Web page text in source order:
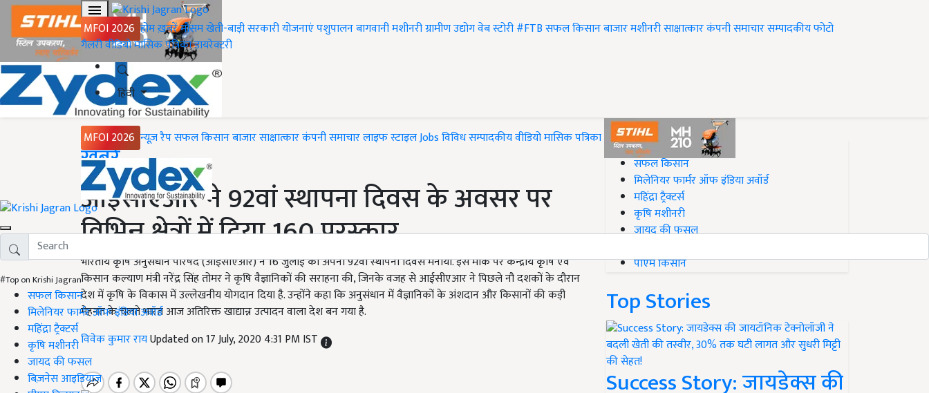
MFOI 2026 होमख़बरेंमौसमखेती-बाड़ीसरकारी योजनाएंपशुपालनबागवानीमशीनरीग्रामीण उद्योगवेब स्टोरी#FTBसफल किसानबाजारमशीनरीसाक्षात्कारकंपनी समाचारसम्पादकीयफोटो
गैलरीवीडियोमासिक पत्रिकाडायरेक्टरी
हिंदी
MFOI 2026 न्यूज़ रैपसफल किसानबाजारसाक्षात्कारकंपनी समाचारलाइफ स्टाइलJobsविविधसम्पादकीयवीडियोमासिक पत्रिका
#Top on Krishi Jagran
सफल किसान
मिलेनियर फार्मर ऑफ इंडिया अवॉर्ड
महिंद्रा ट्रैक्टर्स
कृषि मशीनरी
जायद की फसल
बिज़नेस आइडियाज
Home
ख़बरें
आईसीएआर ने 92वां स्थापना दिवस के अवसर पर
विभिन्न क्षेत्रों में दिया 160 पुरस्कार
भारतीय कृषि अनुसंधान परिषद (आईसीएआर) ने 16 जुलाई को अपना 92वां स्थापना दिवस मनाया. इस मौके पर केन्द्रीय कृषि एवं
किसान कल्याण मंत्री नरेंद्र सिंह तोमर ने कृषि वैज्ञानिकों की सराहना की, जिनके वजह से आईसीएआर ने पिछले नौ दशकों के दौरान
देश में कृषि के विकास में उल्लेखनीय योगदान दिया है. उन्होंने कहा कि अनुसंधान में वैज्ञानिकों के अंशदान और किसानों की कड़ी
मेहनत के चलते भारत आज अतिरिक्त खाद्यान्न उत्पादन वाला देश बन गया है.
विवेक कुमार रायUpdated on 17 July, 2020 4:31 PM IST
#Top on Krishi Jagran
सफल किसान
मिलेनियर फार्मर ऑफ इंडिया अवॉर्ड
महिंद्रा ट्रैक्टर्स
कृषि मशीनरी
जायद की फसल
पीएम किसान
Top Stories
Success Story: जायडेक्स की